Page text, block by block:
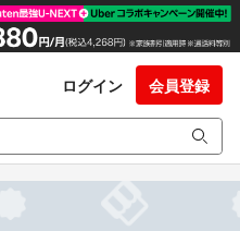
ログイン 会員登録